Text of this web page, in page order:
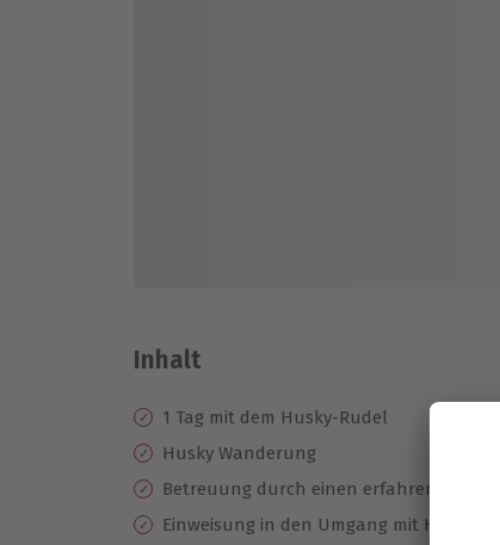
Inhalt
1 Tag mit dem Husky-Rudel
Husky Wanderung
Betreuung durch einen erfahrenen Guide
Einweisung in den Umgang mit Huskies